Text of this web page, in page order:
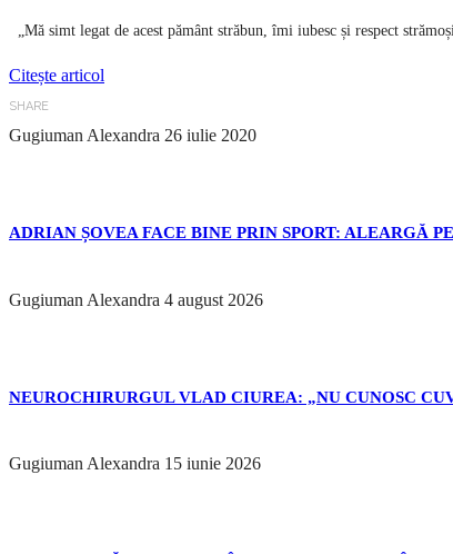
„Mă simt legat de acest pământ străbun, îmi iubesc și respect
Citește articol
SHARE
Gugiuman Alexandra 26 iulie 2020
ADRIAN ȘOVEA FACE BINE PRIN SPORT: ALEARGĂ
Gugiuman Alexandra 4 august 2026
NEUROCHIRURGUL VLAD CIUREA: „NU CUNOSC
Gugiuman Alexandra 15 iunie 2026